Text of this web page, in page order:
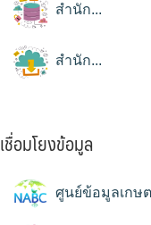
สำนัก...
สำนัก...
เชื่อมโยงข้อมูล
ศูนย์ข้อมูลเกษ